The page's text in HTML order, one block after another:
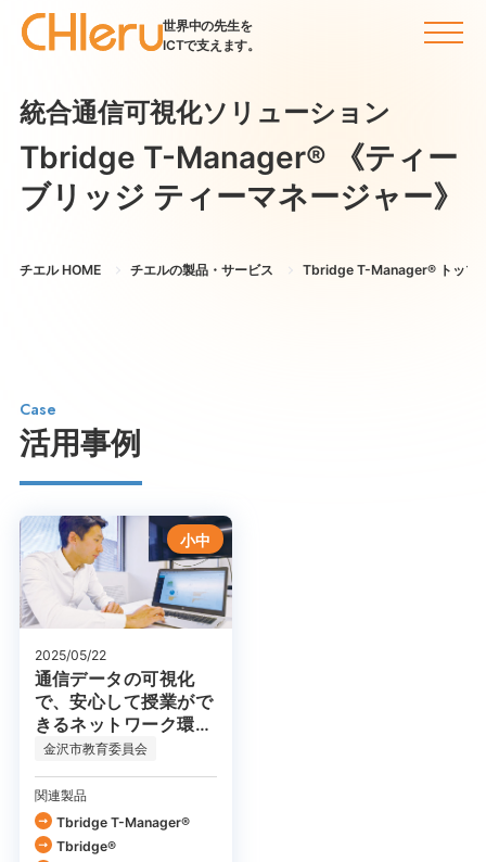
世界中の先生を
ICTで支えます。
統合通信可視化ソリューション
Tbridge T-Manager®
《ティー
ブリッジ ティーマネージャー》
チエル HOME チエルの製品・サービス Tbridge T-Manager® トップ
Case
活用事例
小中
2025/05/22
通信データの可視化
で、安心して授業がで
きるネットワーク環境
を実現
金沢市教育委員会
関連製品
Tbridge T-Manager®
Tbridge®